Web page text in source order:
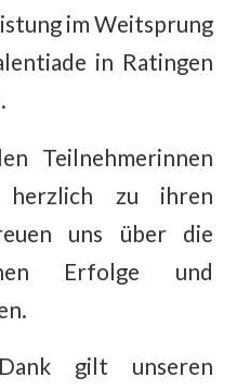
im Weitsprung
in Ratingen
Teilnehmerinnen
herzlich zu ihren
uns über die
Erfolge und
gilt unseren